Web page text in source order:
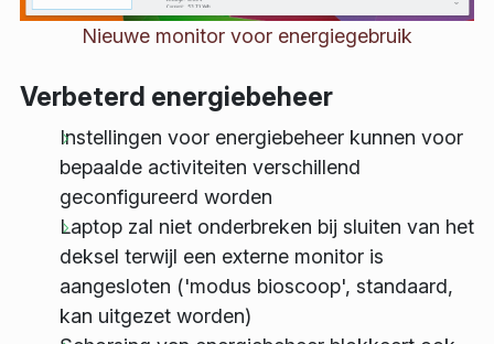
Nieuwe monitor voor energiegebruik
Verbeterd energiebeheer
Instellingen voor energiebeheer kunnen voor
bepaalde activiteiten verschillend
geconfigureerd worden
Laptop zal niet onderbreken bij sluiten van het
deksel terwijl een externe monitor is
aangesloten ('modus bioscoop', standaard,
kan uitgezet worden)